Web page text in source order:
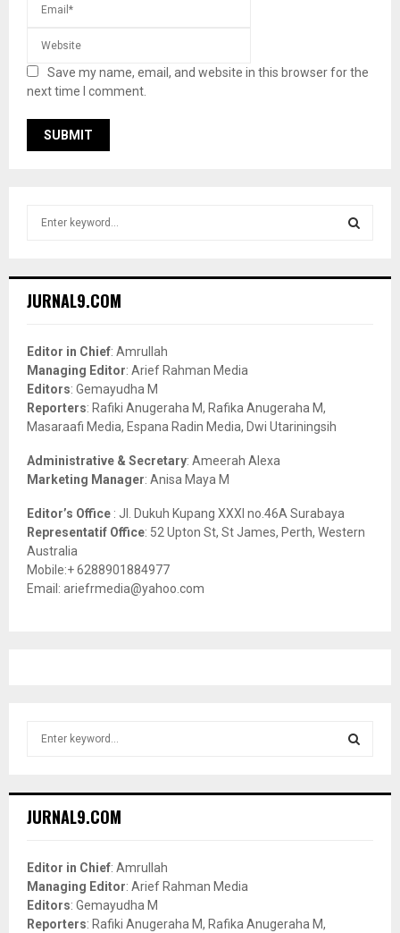
Save my name, email, and website in this browser for the
next time I comment.
h
o
r
:
JURNAL9.COM
Editor in Chief: Amrullah
Managing Editor: Arief Rahman Media
Editors: Gemayudha M
Reporters: Rafiki Anugeraha M, Rafika Anugeraha M,
Masaraafi Media, Espana Radin Media, Dwi Utariningsih
Administrative & Secretary: Ameerah Alexa
Marketing Manager: Anisa Maya M
Editor’s Office : Jl. Dukuh Kupang XXXI no.46A Surabaya
Representatif Office: 52 Upton St, St James, Perth, Western
Australia
Mobile:+ 6288901884977
Email: ariefrmedia@yahoo.com
h
o
r
:
JURNAL9.COM
Editor in Chief: Amrullah
Managing Editor: Arief Rahman Media
Editors: Gemayudha M
Reporters: Rafiki Anugeraha M, Rafika Anugeraha M,